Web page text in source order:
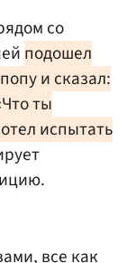
со
подошел
и сказал:
ты
испытать
все как